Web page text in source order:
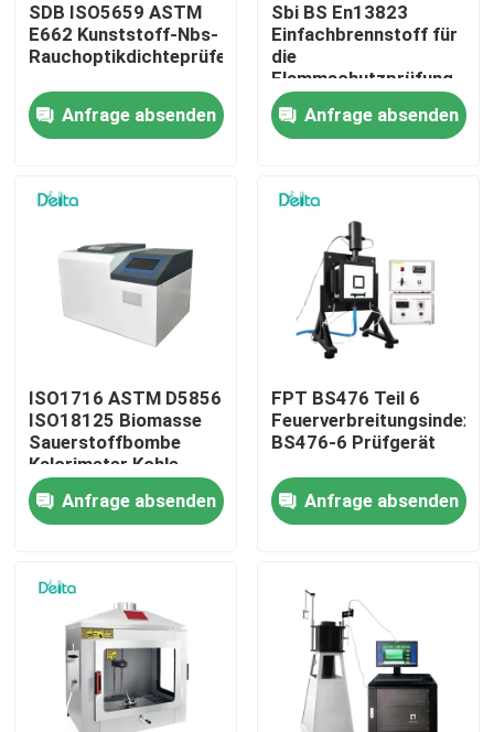
Zu Hause
Über uns
Qualitätskontrolle
Kontakt mit uns
Bitte um ein Angebot
Elektrisches Testgerät
Brandprüfgeräte
SDB ISO5659 ASTM
E662 Kunststoff-Nbs-
Rauchoptikdichteprüfer
Anfrage absenden
Sbi BS En13823
Einfachbrennstoff für
die
Flammschutzprüfung
Anfrage absenden
ISO1716 ASTM D5856
ISO18125 Biomasse
Sauerstoffbombe
Kalorimeter Kohle
Kalorifizierungswert
TesterAnfrage absenden
FPT BS476 Teil 6
Feuerverbreitungsindex
BS476-6 Prüfgerät
Anfrage absenden